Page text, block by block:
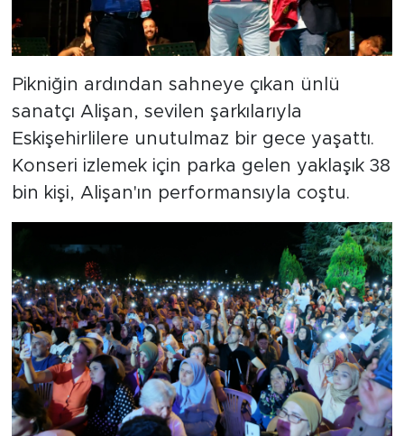
Pikniğin ardından sahneye çıkan ünlü
sanatçı Alişan, sevilen şarkılarıyla
Eskişehirlilere unutulmaz bir gece yaşattı.
Konseri izlemek için parka gelen yaklaşık 38
bin kişi, Alişan'ın performansıyla coştu.